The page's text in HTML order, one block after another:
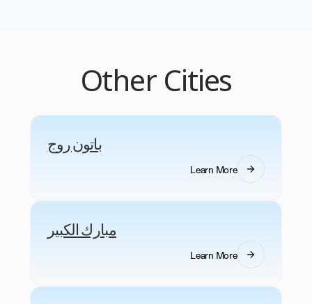
Other Cities
باتون روج
Learn More
مبارك الكبير
Learn More